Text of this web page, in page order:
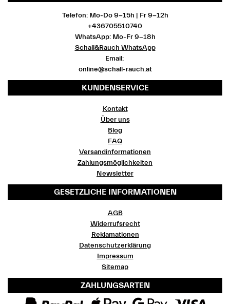
Telefon: Mo-Do 9-15h | Fr 9-12h
+436705510740
WhatsApp: Mo-Fr 9-18h
Schall&Rauch WhatsApp
Email:
online@schall-rauch.at
KUNDENSERVICE
Kontakt
Über uns
Blog
FAQ
Versandinformationen
Zahlungsmöglichkeiten
Newsletter
GESETZLICHE INFORMATIONEN
AGB
Widerrufsrecht
Reklamationen
Datenschutzerklärung
Impressum
Sitemap
ZAHLUNGSARTEN